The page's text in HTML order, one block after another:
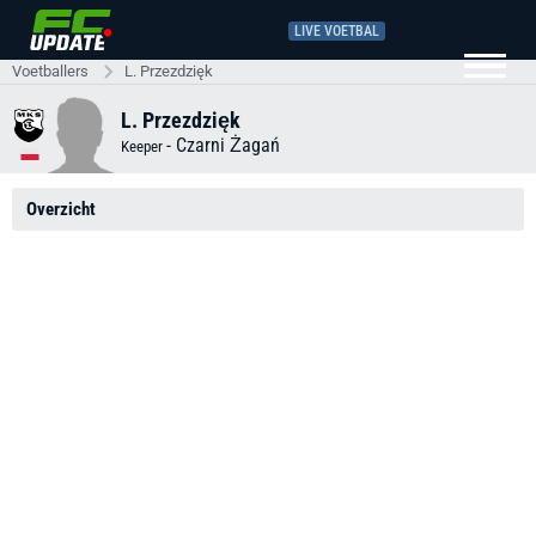
LIVE VOETBAL
Voetballers L. Przezdzięk
L. Przezdzięk
Keeper - Czarni Żagań
Overzicht